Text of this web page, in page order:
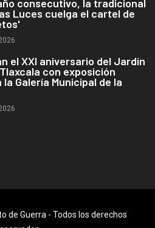
consecutivo, la tradicional
Luces cuelga el cartel de
el XXI aniversario del Jardín
con exposición
Galería Municipal de la
de Guerra - Todos los derechos